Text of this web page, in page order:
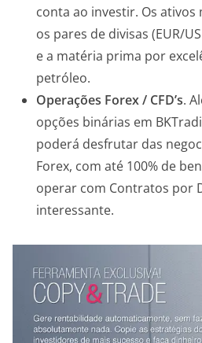
conta ao investir. Os ativos
os pares de divisas (EUR/
e a matéria prima por
petróleo.
Operações Forex / CFD’s.
opções binárias em
poderá desfrutar das
Forex, com até 100% de
operar com Contratos por
interessante.